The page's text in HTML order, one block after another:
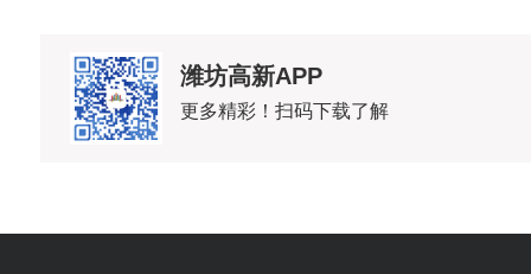
潍坊高新APP
更多精彩！扫码下载了解